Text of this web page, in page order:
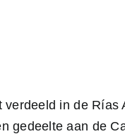
in de
gedeelte aan de